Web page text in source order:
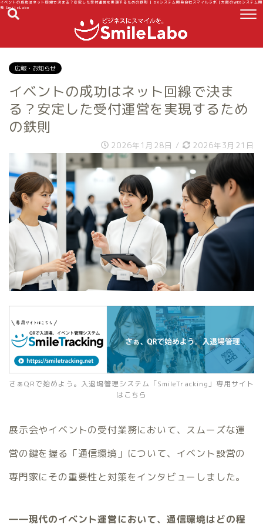
イベントの成功はネット回線で決まる？安定した受付運営を実現するための鉄則 | DXシステム開発会社スマイルラボ｜大阪のWEBシステム開
発 SmileLabo
広報・お知らせ
イベントの成功はネット回線で決ま
る？安定した受付運営を実現するため
の鉄則
2026年1月28日 / 2026年3月21日
さぁQRで始めよう。入退場管理システム「SmileTracking」専用サイト
はこちら
展示会やイベントの受付業務において、スムーズな運
営の鍵を握る「通信環境」について、イベント設営の
専門家にその重要性と対策をインタビューしました。
――現代のイベント運営において、通信環境はどの程